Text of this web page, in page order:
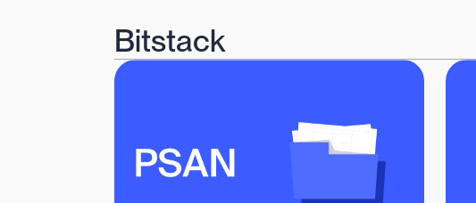
Bitstack